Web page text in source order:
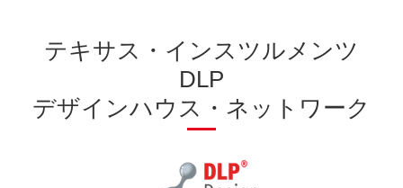
テキサス・インスツルメンツ
DLP
デザインハウス・ネットワーク